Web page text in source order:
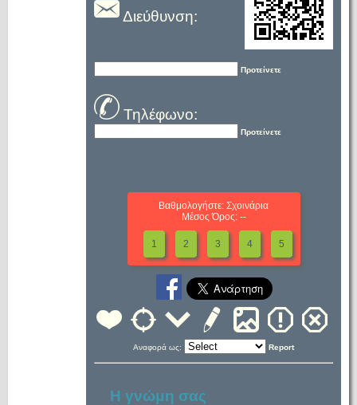
Διεύθυνση:
Προτείνετε
Τηλέφωνο:
Προτείνετε
Βαθμολογήστε: Σχοινάρια
Μέσος Όρος: --
1 2 3 4 5
Αναφορά ως: Report
Η γνώμη σας